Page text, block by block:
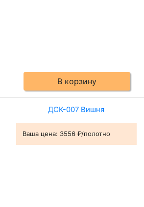
В корзину
ДСК-007 Вишня
Ваша цена: 3556 ₽/полотно